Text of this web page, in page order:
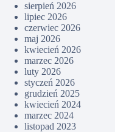
sierpień 2026
lipiec 2026
czerwiec 2026
maj 2026
kwiecień 2026
marzec 2026
luty 2026
styczeń 2026
grudzień 2025
kwiecień 2024
marzec 2024
listopad 2023